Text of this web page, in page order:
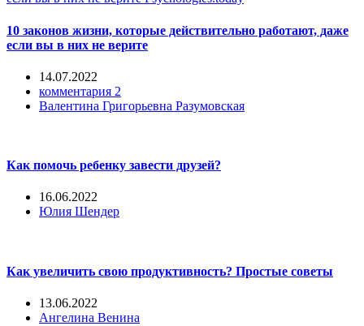
10 законов жизни, которые действительно работают, даже
если вы в них не верите
14.07.2022
комментария 2
Валентина Григорьевна Разумовская
Как помочь ребенку завести друзей?
16.06.2022
Юлия Шендер
Как увеличить свою продуктивность? Простые советы
13.06.2022
Ангелина Венина